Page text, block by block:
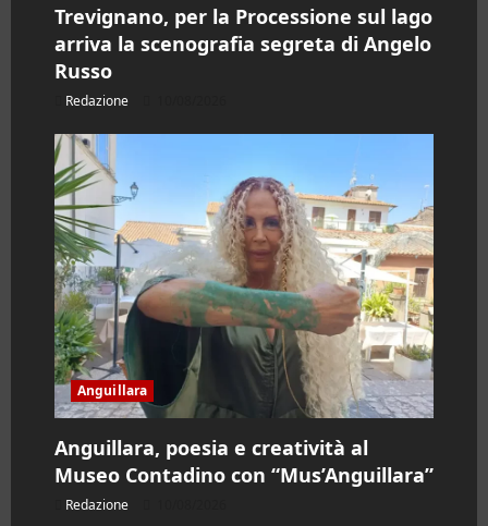
Trevignano, per la Processione sul lago
arriva la scenografia segreta di Angelo
Russo
Redazione
Anguillara
Anguillara, poesia e creatività al
Museo Contadino con “Mus’Anguillara”
Redazione